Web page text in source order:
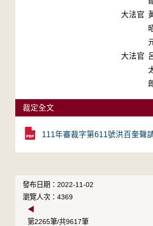
大法官
大法官
裁定全文
111年審裁字第611號洪百奎聲
發布日期：2022-11-02
瀏覽人次：4369
◀
第2265筆/共9617筆